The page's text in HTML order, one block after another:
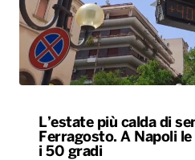
L’estate più calda di
Ferragosto. A Napoli
i 50 gradi